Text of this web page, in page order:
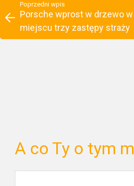
Poprzedni wpis
Porsche wprost w drzewo
miejscu trzy zastępy straży
A co Ty o tym